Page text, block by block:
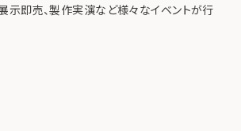
示即売、製作実演など様々なイベントが行